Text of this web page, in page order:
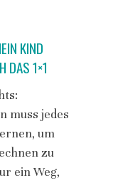
KIND
DAS 1×1
muss jedes
um
zu
ein Weg,